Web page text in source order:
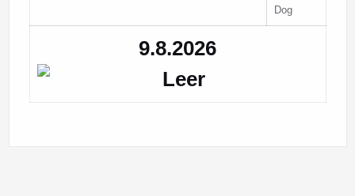
9.8.2026